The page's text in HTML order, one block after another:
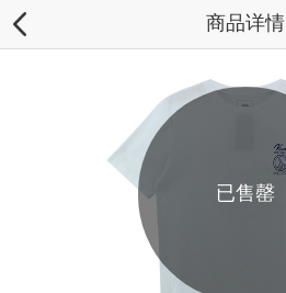
商品详情
已售罄